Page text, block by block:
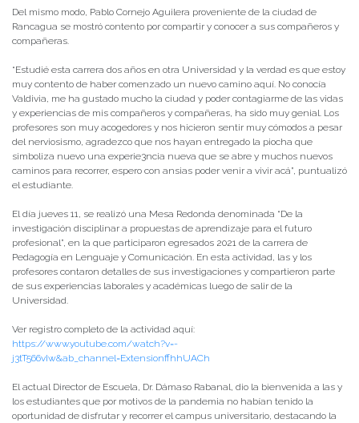
Del mismo modo, Pablo Cornejo Aguilera proveniente de la ciudad de
Rancagua se mostró contento por compartir y conocer a sus compañeros y
compañeras.
“Estudié esta carrera dos años en otra Universidad y la verdad es que estoy
muy contento de haber comenzado un nuevo camino aquí. No conocía
Valdivia, me ha gustado mucho la ciudad y poder contagiarme de las vidas
y experiencias de mis compañeros y compañeras, ha sido muy genial. Los
profesores son muy acogedores y nos hicieron sentir muy cómodos a pesar
del nerviosismo, agradezco que nos hayan entregado la piocha que
simboliza nuevo una experie3ncia nueva que se abre y muchos nuevos
caminos para recorrer, espero con ansias poder venir a vivir acá”, puntualizó
el estudiante.
El día jueves 11, se realizó una Mesa Redonda denominada “De la
investigación disciplinar a propuestas de aprendizaje para el futuro
profesional”, en la que participaron egresados 2021 de la carrera de
Pedagogía en Lenguaje y Comunicación. En esta actividad, las y los
profesores contaron detalles de sus investigaciones y compartieron parte
de sus experiencias laborales y académicas luego de salir de la
Universidad.
Ver registro completo de la actividad aquí:
https://www.youtube.com/watch?v=-
j3tT566vIw&ab_channel=ExtensionffhhUACh
El actual Director de Escuela, Dr. Dámaso Rabanal, dio la bienvenida a las y
los estudiantes que por motivos de la pandemia no habían tenido la
oportunidad de disfrutar y recorrer el campus universitario, destacando la